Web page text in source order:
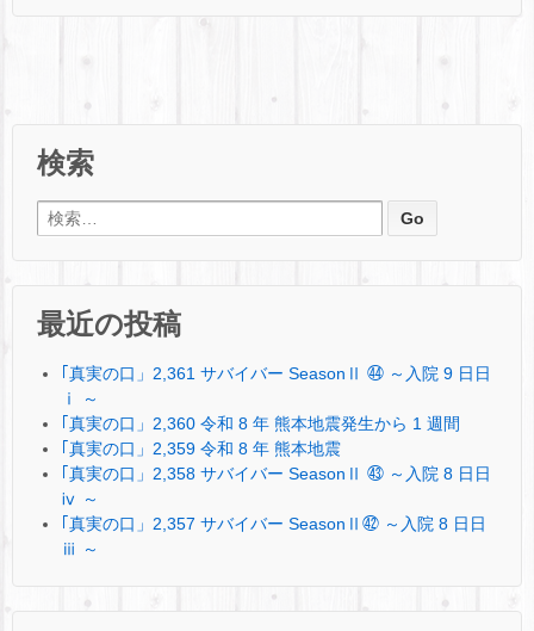
検索
検索:
最近の投稿
｢真実の口」2,361 サバイバー SeasonⅡ ㊹ ～入院 9 日日
ⅰ ～
｢真実の口」2,360 令和 8 年 熊本地震発生から 1 週間
｢真実の口」2,359 令和 8 年 熊本地震
｢真実の口」2,358 サバイバー SeasonⅡ ㊸ ～入院 8 日日
ⅳ ～
｢真実の口」2,357 サバイバー SeasonⅡ㊷ ～入院 8 日日
ⅲ ～